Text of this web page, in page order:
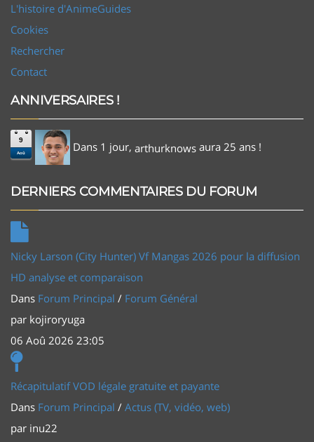
L'histoire d'AnimeGuides
Cookies
Rechercher
Contact
ANNIVERSAIRES !
9
Aoû Dans 1 jour, arthurknows aura 25 ans !
DERNIERS COMMENTAIRES DU FORUM
Nicky Larson (City Hunter) Vf Mangas 2026 pour la diffusion
HD analyse et comparaison
Dans Forum Principal / Forum Général
par kojiroryuga
06 Aoû 2026 23:05
Récapitulatif VOD légale gratuite et payante
Dans Forum Principal / Actus (TV, vidéo, web)
par inu22